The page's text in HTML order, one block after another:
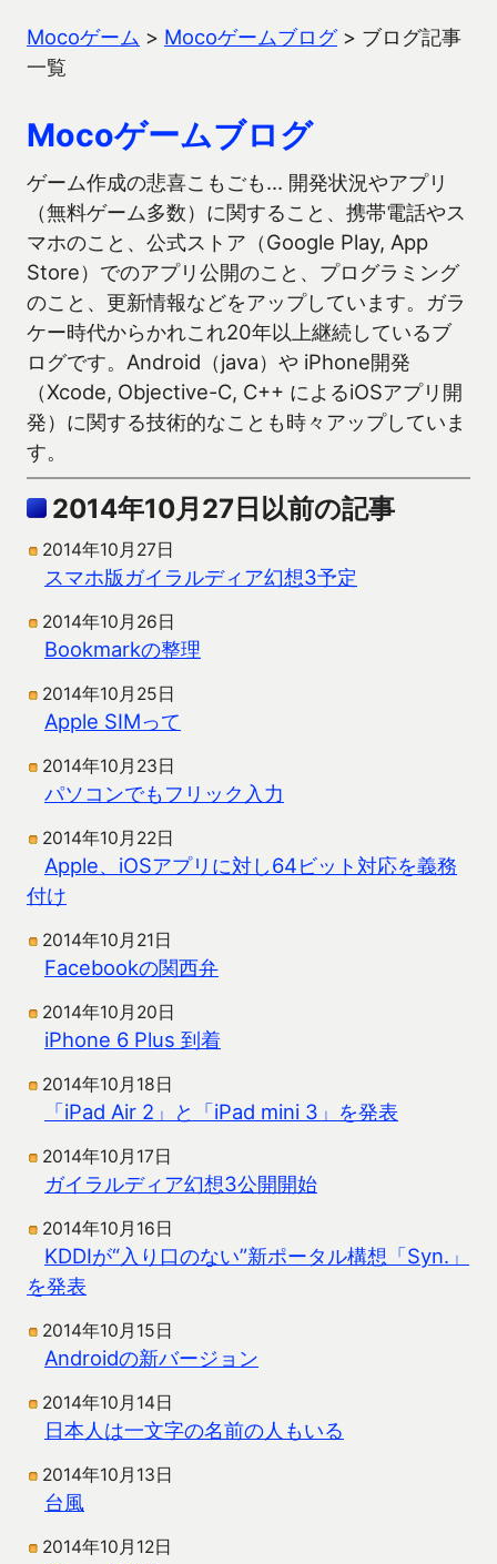
Mocoゲーム > Mocoゲームブログ> ブログ記事
一覧
Mocoゲームブログ
ゲーム作成の悲喜こもごも… 開発状況やアプリ
（無料ゲーム多数）に関すること、携帯電話やス
マホのこと、公式ストア（Google Play, App
Store）でのアプリ公開のこと、プログラミング
のこと、更新情報などをアップしています。ガラ
ケー時代からかれこれ20年以上継続しているブ
ログです。Android（java）や iPhone開発
（Xcode, Objective-C, C++ によるiOSアプリ開
発）に関する技術的なことも時々アップしていま
す。
2014年10月27日以前の記事
2014年10月27日
スマホ版ガイラルディア幻想3予定
2014年10月26日
Bookmarkの整理
2014年10月25日
Apple SIMって
2014年10月23日
パソコンでもフリック入力
2014年10月22日
Apple、iOSアプリに対し64ビット対応を義務
付け
2014年10月21日
Facebookの関西弁
2014年10月20日
iPhone 6 Plus 到着
2014年10月18日
「iPad Air 2」と「iPad mini 3」を発表
2014年10月17日
ガイラルディア幻想3公開開始
2014年10月16日
KDDIが“入り口のない”新ポータル構想「Syn.」
を発表
2014年10月15日
Androidの新バージョン
2014年10月14日
日本人は一文字の名前の人もいる
2014年10月13日
台風
2014年10月12日